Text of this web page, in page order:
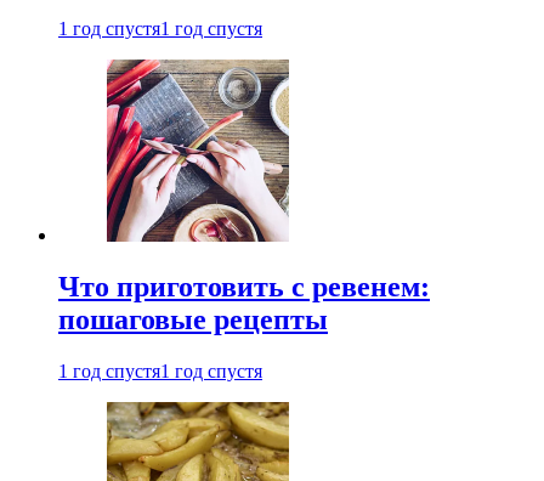
1 год спустя1 год спустя
Что приготовить с ревенем:
пошаговые рецепты
1 год спустя1 год спустя